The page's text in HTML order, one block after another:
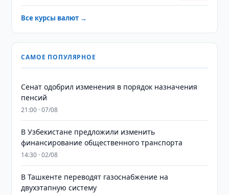
Все курсы валют →
САМОЕ ПОПУЛЯРНОЕ
Сенат одобрил изменения в порядок назначения
пенсий
21:00 · 07/08
В Узбекистане предложили изменить
финансирование общественного транспорта
14:30 · 02/08
В Ташкенте переводят газоснабжение на
двухэтапную систему